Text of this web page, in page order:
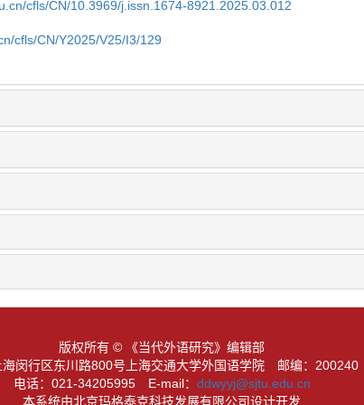
cfls/CN/10.3969/j.issn.1674-8921.2025.03.012
cfls/CN/Y2025/V25/I3/129
版权所有 © 《当代外语研究》编辑部
海闵行区东川路800号上海交通大学外国语学院 邮编：
电话：021-34205995 E-mail： ddwyyj@sjtu.edu.cn
本系统由北京玛格泰克科技发展有限公司设计开发